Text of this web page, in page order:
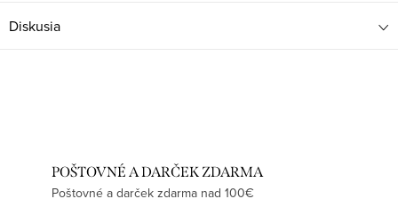
Diskusia
POŠTOVNÉ A DARČEK ZDARMA
Poštovné a darček zdarma nad 100€